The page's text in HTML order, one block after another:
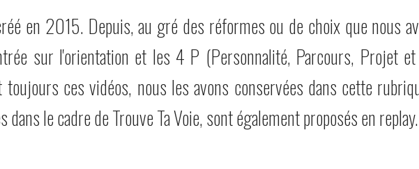
en 2015. Depuis, au gré des réformes ou de choix que nous
sur l'orientation et les 4 P (Personnalité, Parcours, Projet
ces vidéos, nous les avons conservées dans cette
le cadre de Trouve Ta Voie, sont également proposés en replay.